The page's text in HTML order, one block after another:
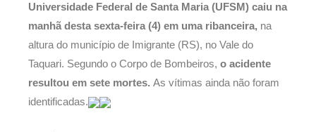
Universidade Federal de Santa Maria (UFSM) caiu na
manhã desta sexta-feira (4) em uma ribanceira, na
altura do município de Imigrante (RS), no Vale do
Taquari. Segundo o Corpo de Bombeiros, o acidente
resultou em sete mortes. As vítimas ainda não foram
identificadas.